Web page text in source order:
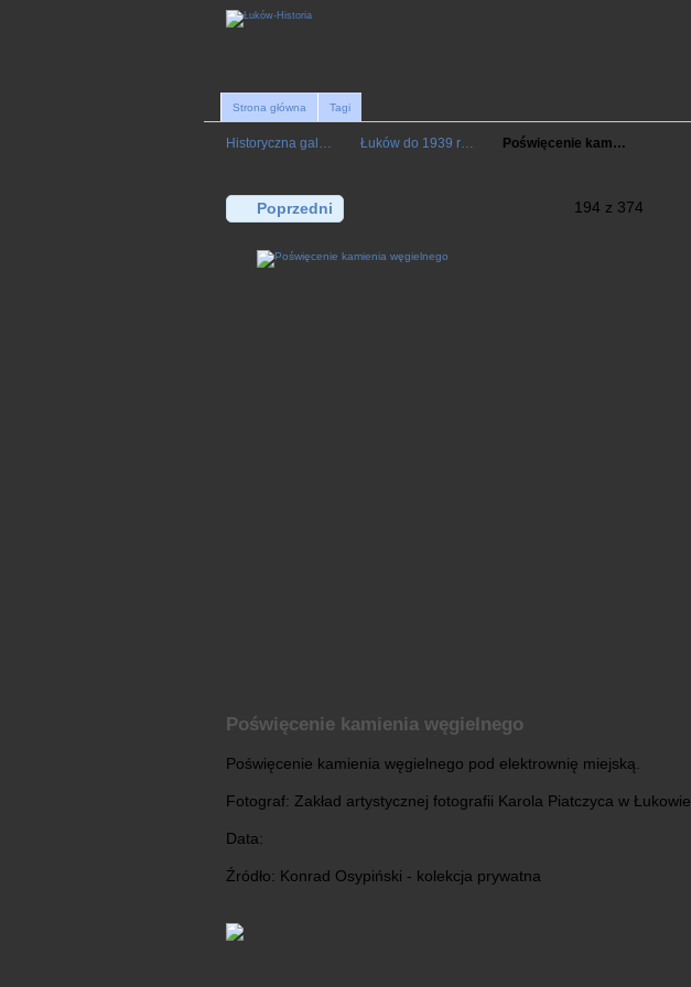
Strona główna Tagi
Historyczna gal… Łuków do 1939 r… Poświęcenie kam…
Poprzedni 194 z 374
Poświęcenie kamienia węgielnego
Poświęcenie kamienia węgielnego pod elektrownię miejską.
Fotograf: Zakład artystycznej fotografii Karola Piatczyca w Łukowie
Data:
Źródło: Konrad Osypiński - kolekcja prywatna